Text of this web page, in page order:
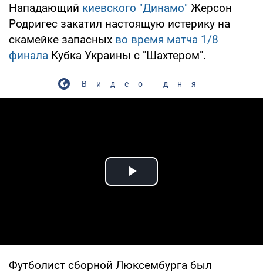
Нападающий киевского "Динамо" Жерсон
Родригес закатил настоящую истерику на
скамейке запасных во время матча 1/8
финала Кубка Украины с "Шахтером".
Видео дня
Play Video
Футболист сборной Люксембурга был